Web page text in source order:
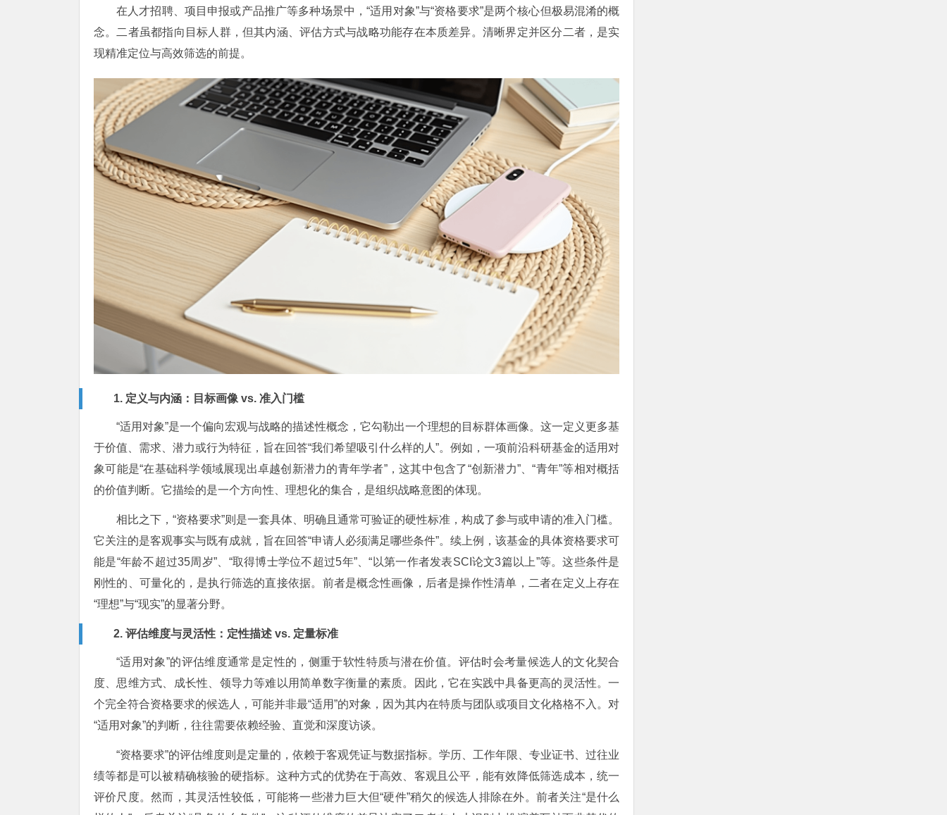
在人才招聘、项目申报或产品推广等多种场景中，“适用对象”与“资格要求”是两个核心但极易混淆的概
念。二者虽都指向目标人群，但其内涵、评估方式与战略功能存在本质差异。清晰界定并区分二者，是实
现精准定位与高效筛选的前提。
1. 定义与内涵：目标画像 vs. 准入门槛
“适用对象”是一个偏向宏观与战略的描述性概念，它勾勒出一个理想的目标群体画像。这一定义更多基
于价值、需求、潜力或行为特征，旨在回答“我们希望吸引什么样的人”。例如，一项前沿科研基金的适用对
象可能是“在基础科学领域展现出卓越创新潜力的青年学者”，这其中包含了“创新潜力”、“青年”等相对概括
的价值判断。它描绘的是一个方向性、理想化的集合，是组织战略意图的体现。
相比之下，“资格要求”则是一套具体、明确且通常可验证的硬性标准，构成了参与或申请的准入门槛。
它关注的是客观事实与既有成就，旨在回答“申请人必须满足哪些条件”。续上例，该基金的具体资格要求可
能是“年龄不超过35周岁”、“取得博士学位不超过5年”、“以第一作者发表SCI论文3篇以上”等。这些条件是
刚性的、可量化的，是执行筛选的直接依据。前者是概念性画像，后者是操作性清单，二者在定义上存在
“理想”与“现实”的显著分野。
2. 评估维度与灵活性：定性描述 vs. 定量标准
“适用对象”的评估维度通常是定性的，侧重于软性特质与潜在价值。评估时会考量候选人的文化契合
度、思维方式、成长性、领导力等难以用简单数字衡量的素质。因此，它在实践中具备更高的灵活性。一
个完全符合资格要求的候选人，可能并非最“适用”的对象，因为其内在特质与团队或项目文化格格不入。对
“适用对象”的判断，往往需要依赖经验、直觉和深度访谈。
“资格要求”的评估维度则是定量的，依赖于客观凭证与数据指标。学历、工作年限、专业证书、过往业
绩等都是可以被精确核验的硬指标。这种方式的优势在于高效、客观且公平，能有效降低筛选成本，统一
评价尺度。然而，其灵活性较低，可能将一些潜力巨大但“硬件”稍欠的候选人排除在外。前者关注“是什么